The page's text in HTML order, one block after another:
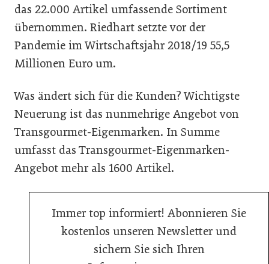
das 22.000 Artikel umfassende Sortiment
übernommen. Riedhart setzte vor der
Pandemie im Wirtschaftsjahr 2018/19 55,5
Millionen Euro um.
Was ändert sich für die Kunden? Wichtigste
Neuerung ist das nunmehrige Angebot von
Transgourmet-Eigenmarken. In Summe
umfasst das Transgourmet-Eigenmarken-
Angebot mehr als 1600 Artikel.
Immer top informiert! Abonnieren Sie
kostenlos unseren Newsletter und
sichern Sie sich Ihren